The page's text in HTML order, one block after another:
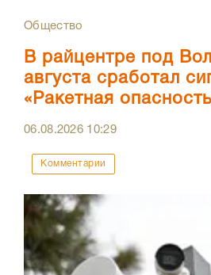
Общество
В райцентре под
августа сработал
«Ракетная
06.08.2026 10:29
Комментарии